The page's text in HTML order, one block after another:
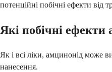
потенційні побічні ефекти від
Які побічні ефекти
Як і всі ліки, амцинонід може
нанесення.